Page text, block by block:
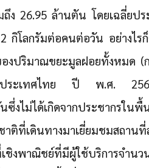
26.95 ล้านตัน โดยเฉลี่ยปร
กิโลกรัมต่อคนต่อวัน อย่างไร
องปริมาณขยะมูลฝอยทั้งหมด
งประเทศไทย ปี พ.ศ.
ไม่ได้เกิดจากประชากรในพื้น
ชาติที่เดินทางมาเยี่ยมชมสถา
ชิงพาณิชย์ที่มีผู้ใช้บริการจำ